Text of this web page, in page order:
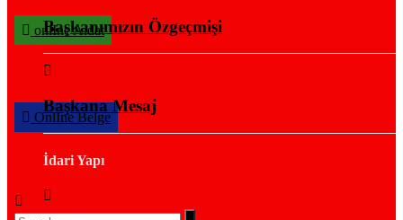
onlIne Aidat
OnlIne Belge
Başkanımızın Özgeçmişi
Başkana Mesaj
İdari Yapı